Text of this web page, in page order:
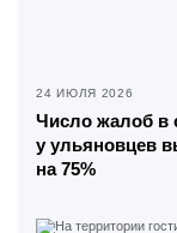
24 ИЮЛЯ 2026
Число жалоб в
у ульяновцев
на 75%